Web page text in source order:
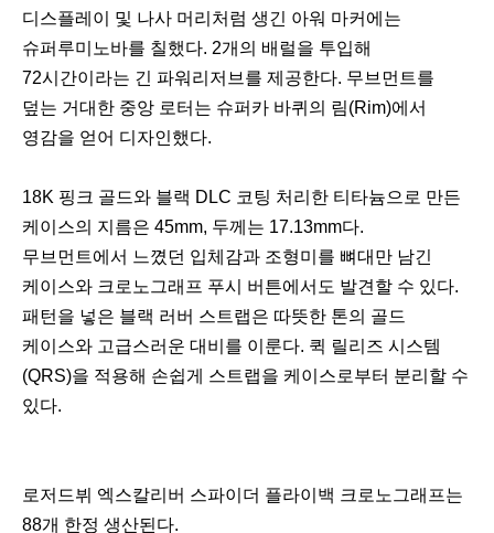
디스플레이 및 나사 머리처럼 생긴 아워 마커에는
슈퍼루미노바를 칠했다. 2개의 배럴을 투입해
72시간이라는 긴 파워리저브를 제공한다. 무브먼트를
덮는 거대한 중앙 로터는 슈퍼카 바퀴의 림(Rim)에서
영감을 얻어 디자인했다.
18K 핑크 골드와 블랙 DLC 코팅 처리한 티타늄으로 만든
케이스의 지름은 45mm, 두께는 17.13mm다.
무브먼트에서 느꼈던 입체감과 조형미를 뼈대만 남긴
케이스와 크로노그래프 푸시 버튼에서도 발견할 수 있다.
패턴을 넣은 블랙 러버 스트랩은 따뜻한 톤의 골드
케이스와 고급스러운 대비를 이룬다. 퀵 릴리즈 시스템
(QRS)을 적용해 손쉽게 스트랩을 케이스로부터 분리할 수
있다.
로저드뷔 엑스칼리버 스파이더 플라이백 크로노그래프는
88개 한정 생산된다.